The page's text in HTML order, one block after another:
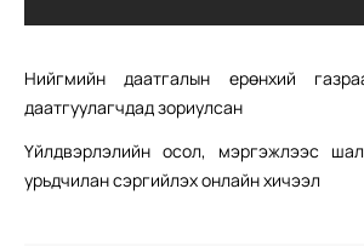
Нийгмийн даатгалын ерөнхий
даатгуулагчдад зориулсан
Үйлдвэрлэлийн осол, мэргэжлээс
урьдчилан сэргийлэх онлайн хичээл